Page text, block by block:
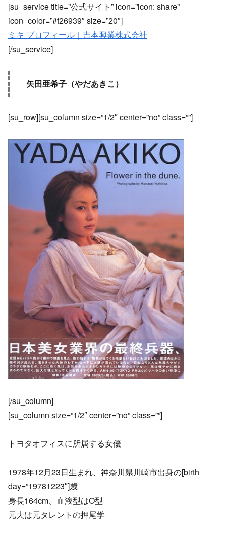
[su_service title=”公式サイト” icon=”icon: share”
icon_color=”#f26939″ size=”20″]
ミキ プロフィール｜吉本興業株式会社
[/su_service]
矢田亜希子（やだあきこ）
[su_row][su_column size=”1/2″ center=”no” class=””]
[/su_column]
[su_column size=”1/2″ center=”no” class=””]
トヨタオフィスに所属する女優
1978年12月23日生まれ、神奈川県川崎市出身の[birth
day=”19781223″]歳
身長164cm、血液型はO型
元夫は元タレントの押尾学